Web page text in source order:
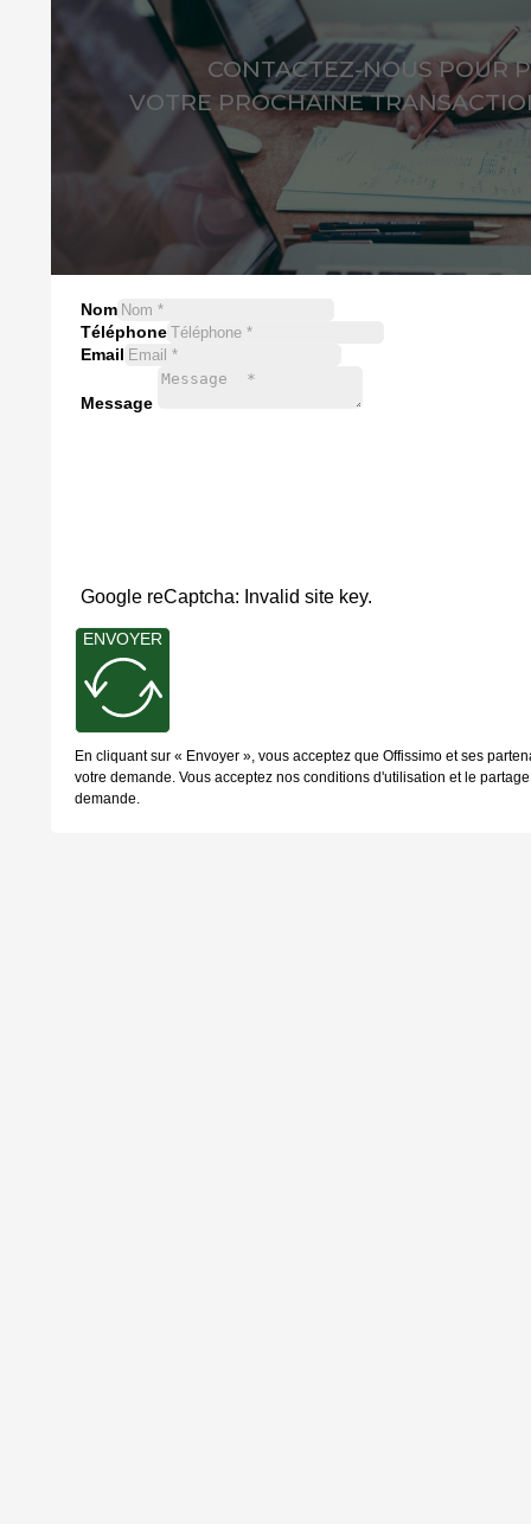
CONTACTEZ-NOUS POUR
VOTRE PROCHAINE
Nom
Téléphone
Email
Message
Google reCaptcha: Invalid site key.
ENVOYER
En cliquant sur « Envoyer », vous acceptez que Offissimo et ses
votre demande. Vous acceptez nos conditions d'utilisation et le
demande.